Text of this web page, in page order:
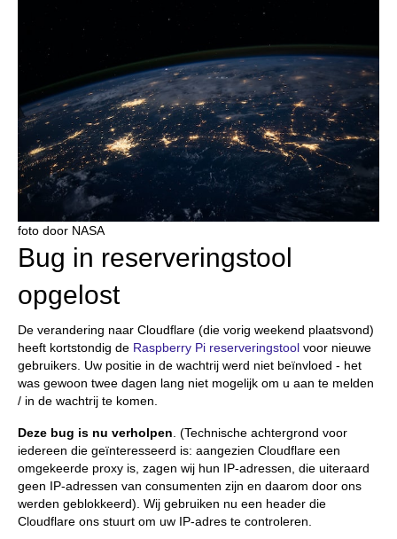
foto door NASA
Bug in reserveringstool
opgelost
De verandering naar Cloudflare (die vorig weekend plaatsvond)
heeft kortstondig de Raspberry Pi reserveringstool voor nieuwe
gebruikers. Uw positie in de wachtrij werd niet beïnvloed - het
was gewoon twee dagen lang niet mogelijk om u aan te melden
/ in de wachtrij te komen.
Deze bug is nu verholpen. (Technische achtergrond voor
iedereen die geïnteresseerd is: aangezien Cloudflare een
omgekeerde proxy is, zagen wij hun IP-adressen, die uiteraard
geen IP-adressen van consumenten zijn en daarom door ons
werden geblokkeerd). Wij gebruiken nu een header die
Cloudflare ons stuurt om uw IP-adres te controleren.